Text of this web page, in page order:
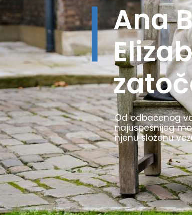
boji -
Olimpijske igre u
TV prenos i
i to kako ih je